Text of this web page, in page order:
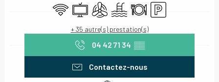
WiFi
TélévisionAir conditionné
PiscineRestaurant
Parking
+ 35 autre(s) prestation(s)
04 42 71 34 ▒▒
Contactez-nous